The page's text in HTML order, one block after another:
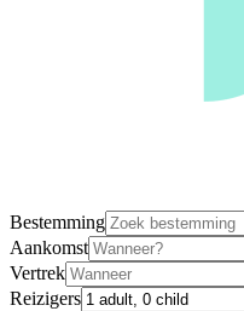
Bestemming
Aankomst
Vertrek
Reizigers